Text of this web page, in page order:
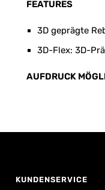
FEATURES
3D geprägte
3D-Flex: 3D-
AUFDRUCK
KUNDENSERVICE